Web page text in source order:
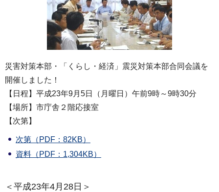
災害対策本部・「くらし・経済」震災対策本部合同会議を
開催しました！
【日程】平成23年9月5日（月曜日）午前9時～9時30分
【場所】市庁舎２階応接室
【次第】
次第（PDF：82KB）
資料（PDF：1,304KB）
＜平成23年4月28日＞